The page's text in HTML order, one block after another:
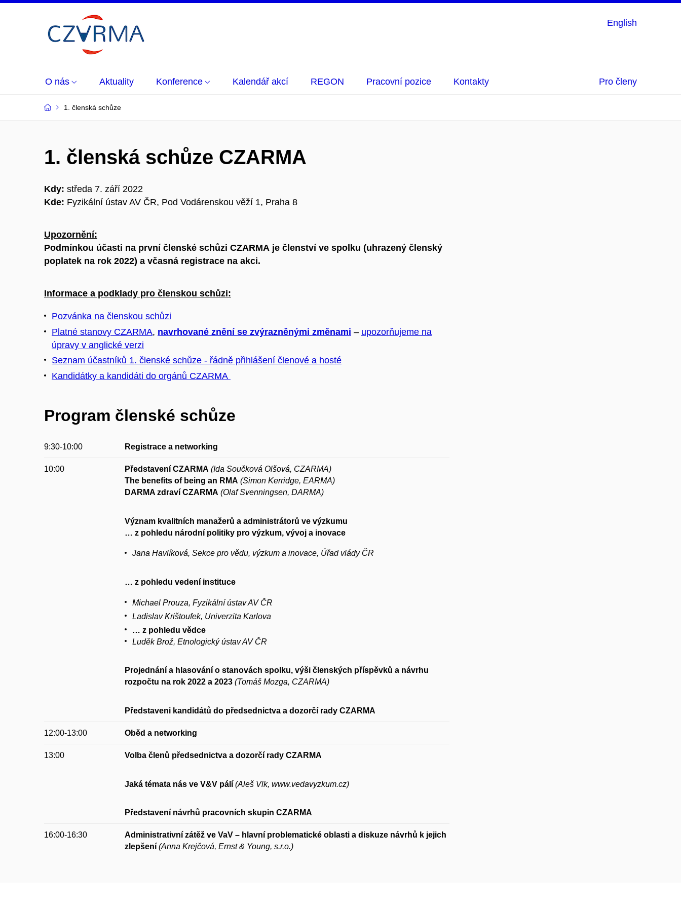
English
O nás Aktuality Konference Kalendář akcí REGON Pracovní pozice Kontakty Pro členy
1. členská schůze
1. členská schůze CZARMA
Kdy: středa 7. září 2022
Kde: Fyzikální ústav AV ČR, Pod Vodárenskou věží 1, Praha 8
Upozornění:
Podmínkou účasti na první členské schůzi CZARMA je členství ve spolku (uhrazený členský
poplatek na rok 2022) a včasná registrace na akci.
Informace a podklady pro členskou schůzi:
Pozvánka na členskou schůzi
Platné stanovy CZARMA, navrhované znění se zvýrazněnými změnami – upozorňujeme na
úpravy v anglické verzi
Seznam účastníků 1. členské schůze - řádně přihlášení členové a hosté
Kandidátky a kandidáti do orgánů CZARMA
Program členské schůze
9:30-10:00 Registrace a networking
10:00 Představení CZARMA (Ida Součková Olšová, CZARMA)
The benefits of being an RMA (Simon Kerridge, EARMA)
DARMA zdraví CZARMA (Olaf Svenningsen, DARMA)
Význam kvalitních manažerů a administrátorů ve výzkumu
… z pohledu národní politiky pro výzkum, vývoj a inovace
Jana Havlíková, Sekce pro vědu, výzkum a inovace, Úřad vlády ČR
… z pohledu vedení instituce
Michael Prouza, Fyzikální ústav AV ČR
Ladislav Krištoufek, Univerzita Karlova
… z pohledu vědce
Luděk Brož, Etnologický ústav AV ČR
Projednání a hlasování o stanovách spolku, výši členských příspěvků a návrhu
rozpočtu na rok 2022 a 2023 (Tomáš Mozga, CZARMA)
Představeni kandidátů do předsednictva a dozorčí rady CZARMA
12:00-13:00 Oběd a networking
13:00 Volba členů předsednictva a dozorčí rady CZARMA
Jaká témata nás ve V&V pálí (Aleš Vlk, www.vedavyzkum.cz)
Představení návrhů pracovních skupin CZARMA
16:00-16:30 Administrativní zátěž ve VaV – hlavní problematické oblasti a diskuze návrhů k jejich
zlepšení (Anna Krejčová, Ernst & Young, s.r.o.)